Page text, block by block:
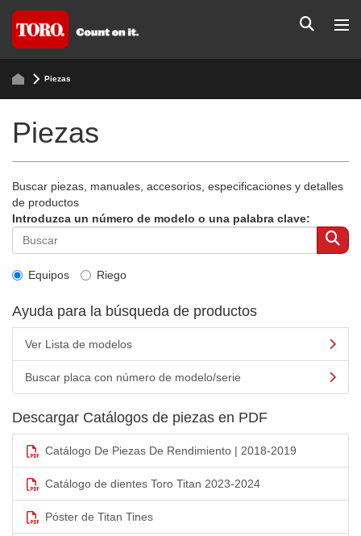
Piezas
Piezas
Buscar piezas, manuales, accesorios, especificaciones y detalles
de productos
Introduzca un número de modelo o una palabra clave:
Equipos Riego
Ayuda para la búsqueda de productos
Ver Lista de modelos
Buscar placa con número de modelo/serie
Descargar Catálogos de piezas en PDF
Catálogo De Piezas De Rendimiento | 2018-2019
Catálogo de dientes Toro Titan 2023-2024
Póster de Titan Tines